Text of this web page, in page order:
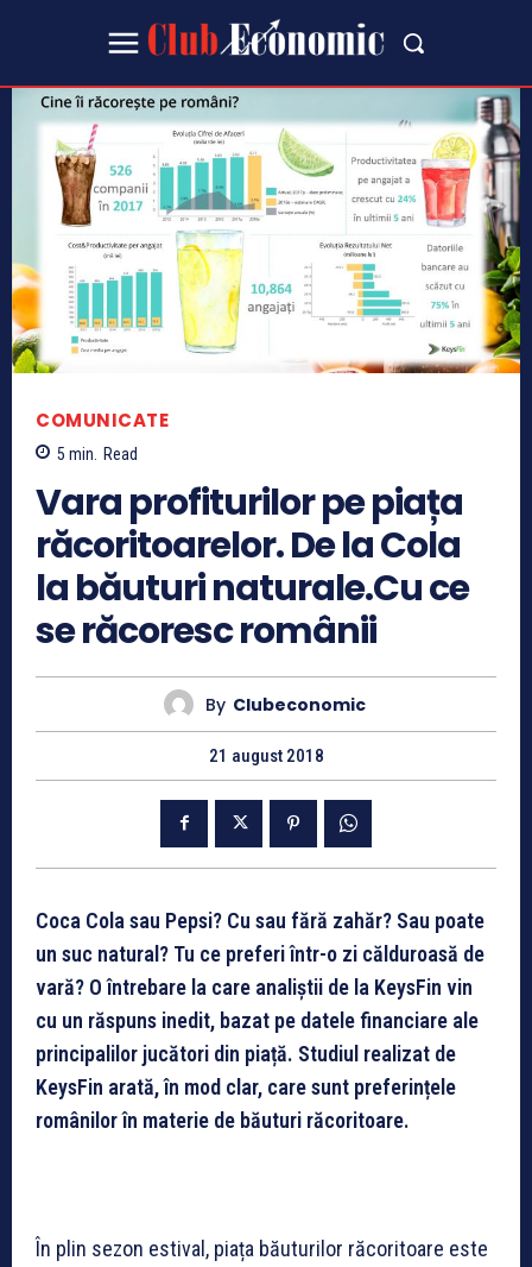
COMUNICATE
5 min. Read
Vara profiturilor pe piața
răcoritoarelor. De la Cola
la băuturi naturale.Cu ce
se răcoresc românii
By Clubeconomic
21 august 2018
Coca Cola sau Pepsi? Cu sau fără zahăr? Sau poate
un suc natural? Tu ce preferi într-o zi călduroasă de
vară? O întrebare la care analiștii de la KeysFin vin
cu un răspuns inedit, bazat pe datele financiare ale
principalilor jucători din piață. Studiul realizat de
KeysFin arată, în mod clar, care sunt preferințele
românilor în materie de băuturi răcoritoare.
În plin sezon estival, piața băuturilor răcoritoare este